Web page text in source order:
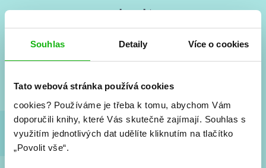
Souhlas Detaily Více o cookies
Tato webová stránka používá cookies
cookies? Používáme je třeba k tomu, abychom Vám
doporučili knihy, které Vás skutečně zajímají. Souhlas s
využitím jednotlivých dat udělíte kliknutím na tlačítko
„Povolit vše“.
Vše kolem #youngadult každý měsíc rovnou do mailu!
a seriálové adaptace a další.